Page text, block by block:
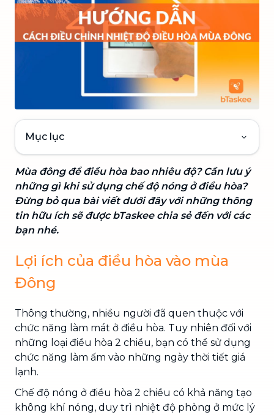
Mục lục
Mùa đông để điều hòa bao nhiêu độ? Cần lưu ý
những gì khi sử dụng chế độ nóng ở điều hòa?
Đừng bỏ qua bài viết dưới đây với những thông
tin hữu ích sẽ được bTaskee chia sẻ đến với các
bạn nhé.
Lợi ích của điều hòa vào mùa
Đông
Thông thường, nhiều người đã quen thuộc với
chức năng làm mát ở điều hòa. Tuy nhiên đối với
những loại điều hòa 2 chiều, bạn có thể sử dụng
chức năng làm ấm vào những ngày thời tiết giá
lạnh.
Chế độ nóng ở điều hòa 2 chiều có khả năng tạo
không khí nóng, duy trì nhiệt độ phòng ở mức lý